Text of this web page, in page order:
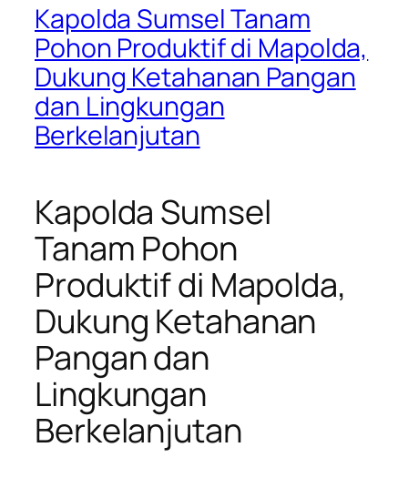
Kapolda Sumsel Tanam
Pohon Produktif di Mapolda,
Dukung Ketahanan Pangan
dan Lingkungan
Berkelanjutan
Kapolda Sumsel
Tanam Pohon
Produktif di Mapolda,
Dukung Ketahanan
Pangan dan
Lingkungan
Berkelanjutan